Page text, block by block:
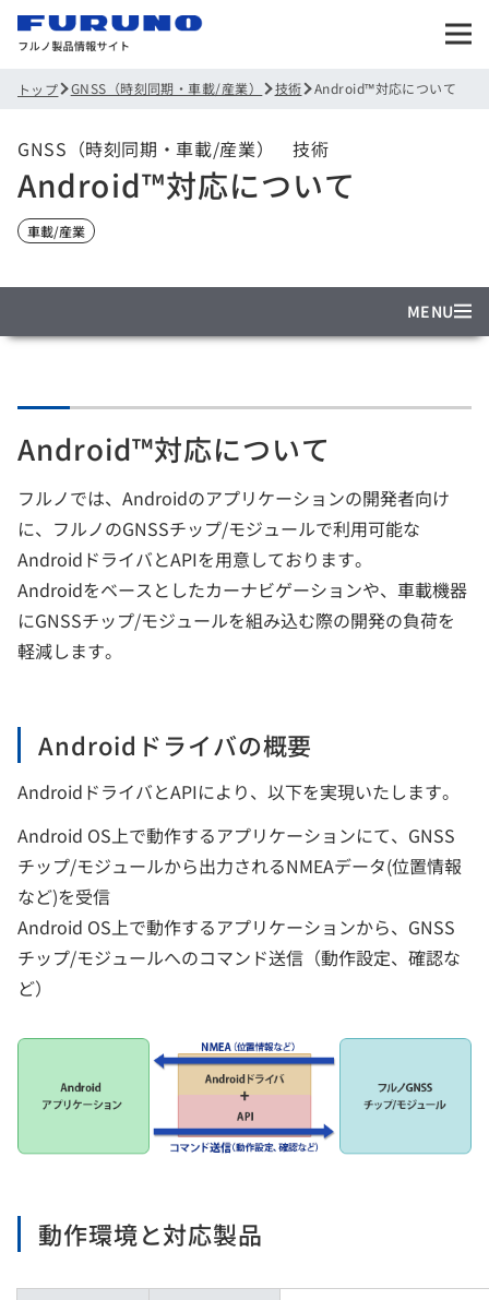
トップ GNSS（時刻同期・車載/産業） 技術 Android™対応について
GNSS（時刻同期・車載/産業） 技術
Android™対応について
車載/産業
MENU
Android™対応について
フルノでは、Androidのアプリケーションの開発者向け
に、フルノのGNSSチップ/モジュールで利用可能な
AndroidドライバとAPIを用意しております。
Androidをベースとしたカーナビゲーションや、車載機器
にGNSSチップ/モジュールを組み込む際の開発の負荷を
軽減します。
Androidドライバの概要
AndroidドライバとAPIにより、以下を実現いたします。
Android OS上で動作するアプリケーションにて、GNSS
チップ/モジュールから出力されるNMEAデータ(位置情報
など)を受信
Android OS上で動作するアプリケーションから、GNSS
チップ/モジュールへのコマンド送信（動作設定、確認な
ど）
動作環境と対応製品